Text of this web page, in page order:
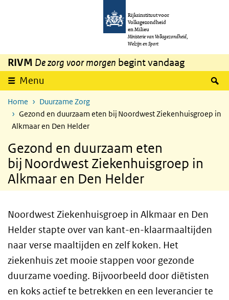
Overslaan en naar de inhoud gaan
Rijksinstituut voor
Volksgezondheid
en Milieu
Ministerie van Volksgezondheid,
Welzijn en Sport
RIVM De zorg voor morgen begint vandaag
Menu
Home
Duurzame Zorg
Gezond en duurzaam eten bij Noordwest Ziekenhuisgroep in
Alkmaar en Den Helder
Gezond en duurzaam eten
bij Noordwest Ziekenhuisgroep in
Alkmaar en Den Helder
Noordwest Ziekenhuisgroep in Alkmaar en Den
Helder stapte over van kant-en-klaarmaaltijden
naar verse maaltijden en zelf koken. Het
ziekenhuis zet mooie stappen voor gezonde
duurzame voeding. Bijvoorbeeld door diëtisten
en koks actief te betrekken en een leverancier te